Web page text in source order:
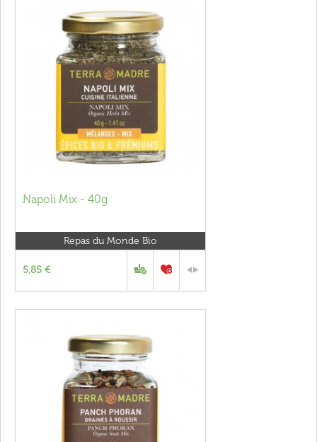
Napoli Mix - 40g
Repas du Monde Bio
5,85 €